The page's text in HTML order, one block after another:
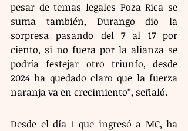
pesar de temas legales Poza Rica se
suma también, Durango dio la
sorpresa pasando del 7 al 17 por
ciento, si no fuera por la alianza se
podría festejar otro triunfo, desde
2024 ha quedado claro que la fuerza
naranja va en crecimiento”, señaló.
Desde el día 1 que ingresó a MC, ha